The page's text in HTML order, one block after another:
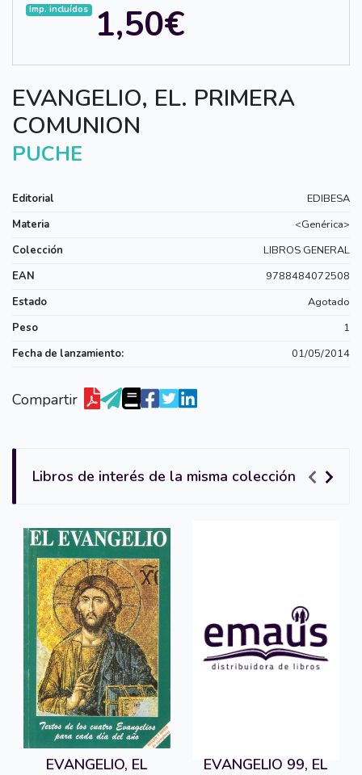
EVANGELIO, EL. PRIMERA
COMUNION
PUCHE
Editorial
EDIBESA
Materia
<Genérica>
Colección
LIBROS GENERAL
EAN
9788484072508
Estado
Agotado
Peso
1
Fecha de lanzamiento:
01/05/2014
Compartir
Imp. incluídos 1,50€
Libros de interés de la misma colección
EVANGELIO, EL EVANGELIO 99, EL